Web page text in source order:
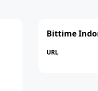
Bittime
URL